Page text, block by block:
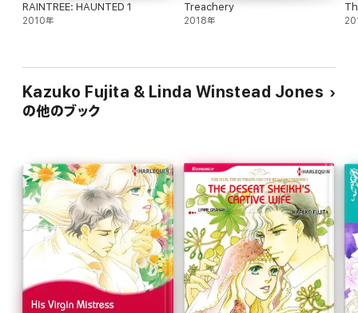
RAINTREE: HAUNTED 1
2010年
Treachery
2018年
Kazuko Fujita & Linda Winstead Jones
の他のブック